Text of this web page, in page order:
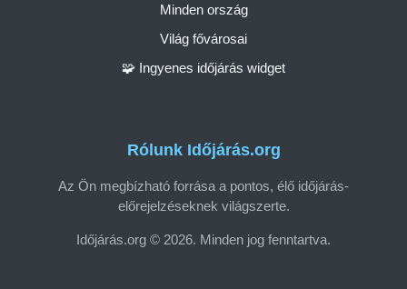
Rólunk Időjárás.org
Az Ön megbízható forrása a pontos, élő időjárás-
előrejelzéseknek világszerte.
Időjárás.org © 2026. Minden jog fenntartva.
Minden ország
Világ fővárosai
🧩 Ingyenes időjárás widget